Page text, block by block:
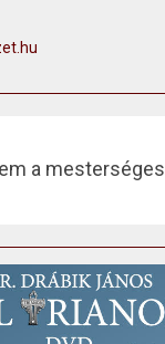
a mesterséges